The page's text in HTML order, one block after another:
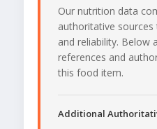
Our nutrition data
authoritative
and reliability. Below
references and
this food item.
Additional